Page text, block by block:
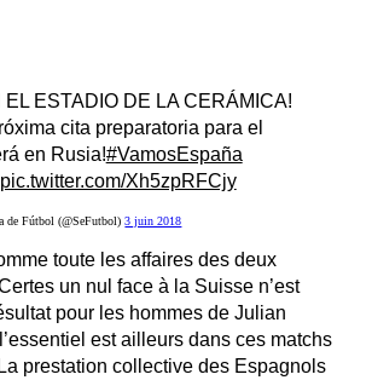
EL ESTADIO DE LA CERÁMICA!
cita preparatoria para el
en Rusia!#VamosEspaña
pic.twitter.com/Xh5zpRFCjy
de Fútbol (@SeFutbol)3 juin 2018
toute les affaires des deux
un nul face à la Suisse n’est
pour les hommes de Julian
est ailleurs dans ces matchs
prestation collective des Espagnols